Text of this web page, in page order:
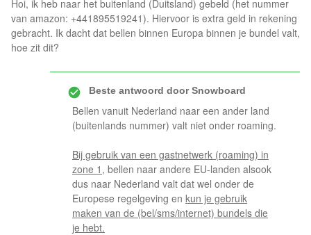
Hoi, ik heb naar het buitenland (Duitsland) gebeld (het nummer
van amazon: +441895519241). Hiervoor is extra geld in rekening
gebracht. Ik dacht dat bellen binnen Europa binnen je bundel valt,
hoe zit dit?
Beste antwoord doorSnowboard
Bellen vanuit Nederland naar een ander land
(buitenlands nummer) valt niet onder roaming.
Bij gebruik van een gastnetwerk (roaming) in
zone 1 , bellen naar andere EU-landen alsook
dus naar Nederland valt dat wel onder de
Europese regelgeving en kun je gebruik
maken van de (bel/sms/internet) bundels die
je hebt.